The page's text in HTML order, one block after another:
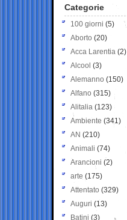
Categorie
100 giorni (5)
Aborto (20)
Acca Larentia (2)
Alcool (3)
Alemanno (150)
Alfano (315)
Alitalia (123)
Ambiente (341)
AN (210)
Animali (74)
Arancioni (2)
arte (175)
Attentato (329)
Auguri (13)
Batini (3)